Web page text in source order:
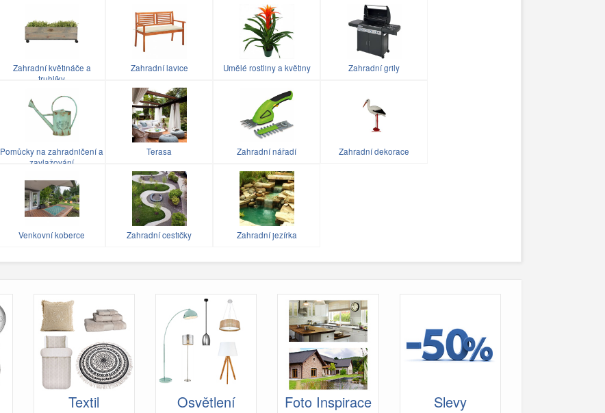
Zahradní květináče a
truhlíky
Zahradní lavice Umělé rostliny a květiny Zahradní grily
Pomůcky na zahradničení a
zavlažování
Terasa Zahradní nářadí Zahradní dekorace
Venkovní koberce Zahradní cestičky Zahradní jezírka
Textil Osvětlení Foto Inspirace Slevy